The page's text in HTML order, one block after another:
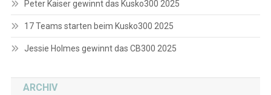
Peter Kaiser gewinnt das Kusko300 2025
17 Teams starten beim Kusko300 2025
Jessie Holmes gewinnt das CB300 2025
ARCHIV